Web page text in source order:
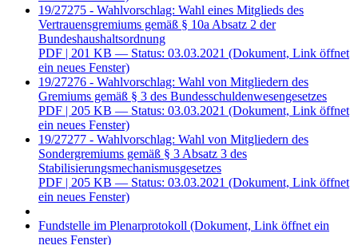
19/27275 - Wahlvorschlag: Wahl eines Mitglieds des
Vertrauensgremiums gemäß § 10a Absatz 2 der
Bundeshaushaltsordnung
PDF | 201 KB — Status: 03.03.2021 (Dokument, Link öffnet
ein neues Fenster)
19/27276 - Wahlvorschlag: Wahl von Mitgliedern des
Gremiums gemäß § 3 des Bundesschuldenwesengesetzes
PDF | 205 KB — Status: 03.03.2021 (Dokument, Link öffnet
ein neues Fenster)
19/27277 - Wahlvorschlag: Wahl von Mitgliedern des
Sondergremiums gemäß § 3 Absatz 3 des
Stabilisierungsmechanismusgesetzes
PDF | 205 KB — Status: 03.03.2021 (Dokument, Link öffnet
ein neues Fenster)
Fundstelle im Plenarprotokoll (Dokument, Link öffnet ein
neues Fenster)